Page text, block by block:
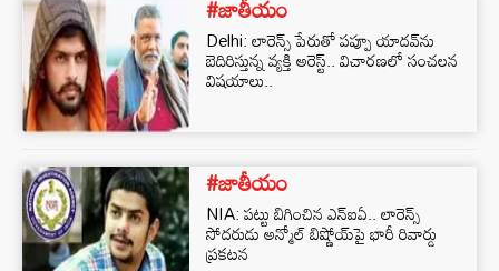
#జాతీయం
Delhi: లారెన్స్ పేరుతో పప్పూ యాదవ్‌ను
బెదిరిస్తున్న వ్యక్తి అరెస్ట్.. విచారణలో సంచలన
విషయాలు..
#జాతీయం
NIA: పట్టు బిగించిన ఎన్ఐఏ.. లారెన్స్
సోదరుడు అన్మోల్ బిష్ణోయ్‌పై భారీ రివార్డు
ప్రకటన